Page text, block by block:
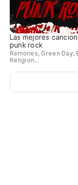
Las mejores
punk rock
Ramones, Green Day,
Religion...